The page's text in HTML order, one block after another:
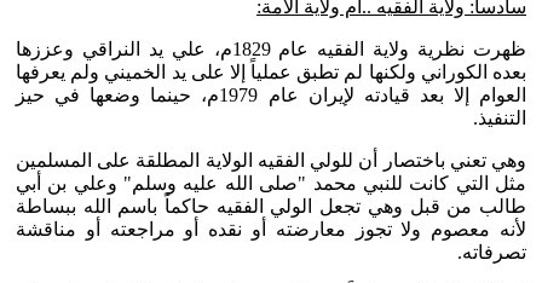
سادساً: ولاية الفقيه ..أم ولاية الأمة:
ظهرت نظرية ولاية الفقيه عام 1829م، علي يد النراقي وعززها
بعده الكوراني ولكنها لم تطبق عملياً إلا على يد الخميني ولم يعرفها
العوام إلا بعد قيادته لإيران عام 1979م، حينما وضعها في حيز
التنفيذ.
وهي تعني باختصار أن للولي الفقيه الولاية المطلقة على المسلمين
مثل التي كانت للنبي محمد "صلى الله عليه وسلم" وعلي بن أبي
طالب من قبل وهي تجعل الولي الفقيه حاكماً باسم الله ببساطة
لأنه معصوم ولا تجوز معارضته أو نقده أو مراجعته أو مناقشة
تصرفاته.